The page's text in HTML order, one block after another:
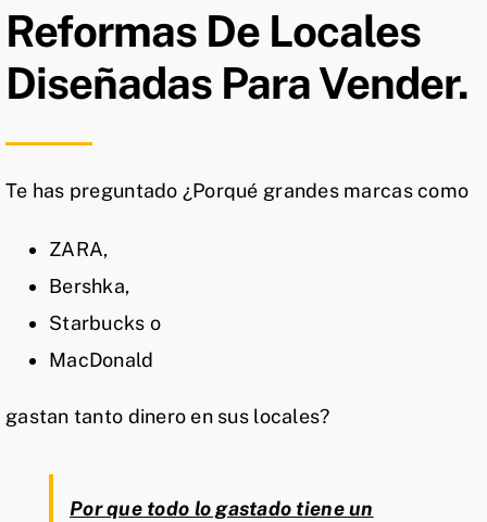
Reformas De Locales
Diseñadas Para Vender.
Te has preguntado ¿Porqué grandes marcas como
ZARA,
Bershka,
Starbucks o
MacDonald
gastan tanto dinero en sus locales?
Por que todo lo gastado tiene un